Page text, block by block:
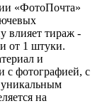
«ФотоПочта»
влияет тираж -
от 1 штуки.
и
с фотографией, с
на